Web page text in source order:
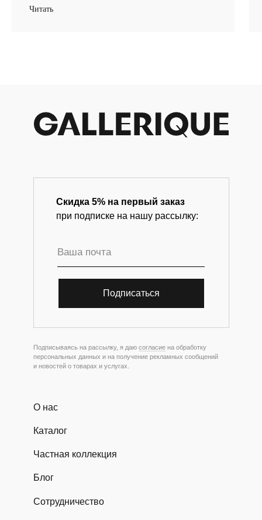
Читать
Скидка 5% на первый заказ
при подписке на нашу рассылку:
Подписываясь на рассылку, я даю согласие на обработку
персональных данных и на получение рекламных сообщений
и новостей о товарах и услугах.
Каталог
О нас
Блог
Частная коллекция
Сотрудничество
Подписаться